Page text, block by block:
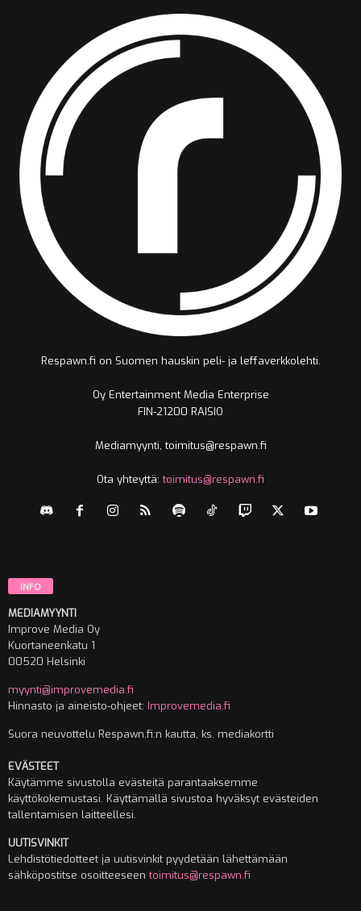
Respawn.fi on Suomen hauskin peli- ja leffaverkkolehti.
Oy Entertainment Media Enterprise
FIN-21200 RAISIO
Mediamyynti, toimitus@respawn.fi
Ota yhteyttä:toimitus@respawn.fi
INFO
MEDIAMYYNTI
Improve Media Oy
Kuortaneenkatu 1
00520 Helsinki
myynti@improvemedia.fi
Hinnasto ja aineisto-ohjeet: Improvemedia.fi
Suora neuvottelu Respawn.fi:n kautta, ks. mediakortti
EVÄSTEET
Käytämme sivustolla evästeitä parantaaksemme
käyttökokemustasi. Käyttämällä sivustoa hyväksyt evästeiden
tallentamisen laitteellesi.
UUTISVINKIT
Lehdistötiedotteet ja uutisvinkit pyydetään lähettämään
sähköpostitse osoitteeseentoimitus@respawn.fi